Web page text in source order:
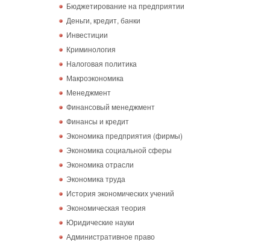
Бюджетирование на предприятии
Деньги, кредит, банки
Инвестиции
Криминология
Налоговая политика
Макроэкономика
Менеджмент
Финансовый менеджмент
Финансы и кредит
Экономика предприятия (фирмы)
Экономика социальной сферы
Экономика отрасли
Экономика труда
История экономических учений
Экономическая теория
Юридические науки
Административное право